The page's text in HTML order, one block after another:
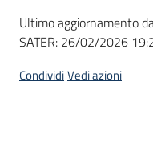
telematiche
Ultimo aggiornamento
SATER: 26/02/2026
CondividiVedi azioni